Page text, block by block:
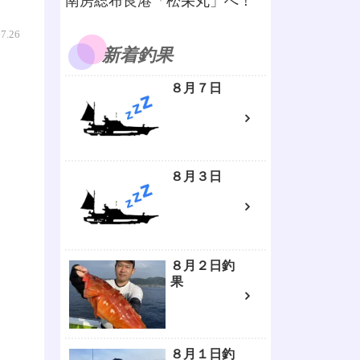
新着釣果
８月７日
８月３日
８月２日釣
果
８月１日釣